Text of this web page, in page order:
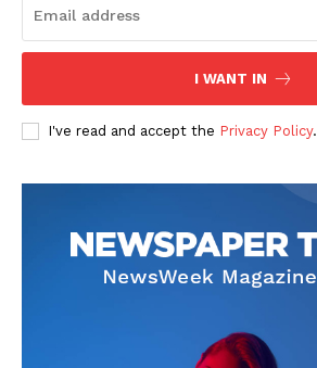
I WANT IN
I've read and accept the Privacy Policy.